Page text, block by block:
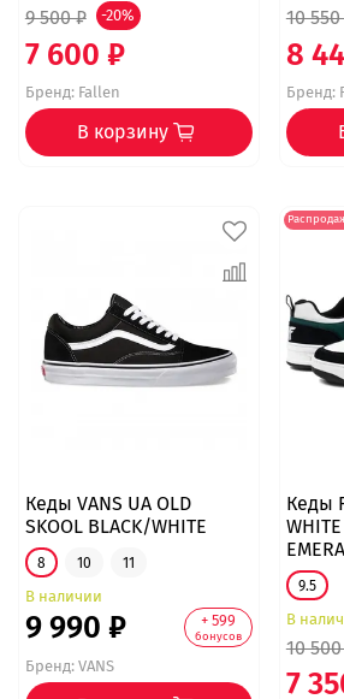
9 500 ₽ -20%
7 600 ₽
Бренд:Fallen
В корзину
10
8
Бренд:
Кеды VANS UA OLD
SKOOL BLACK/WHITE
8 10 11
В наличии
9 990 ₽ + 599
бонусов
Бренд:VANS
Кеды
9.5
В
10
7